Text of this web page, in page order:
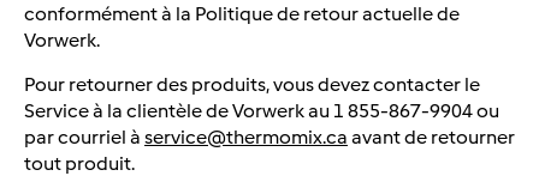
conformément à la Politique de retour actuelle de
Vorwerk.
Pour retourner des produits, vous devez contacter le
Service à la clientèle de Vorwerk au 1 855-867-9904 ou
par courriel à service@thermomix.ca avant de retourner
tout produit.